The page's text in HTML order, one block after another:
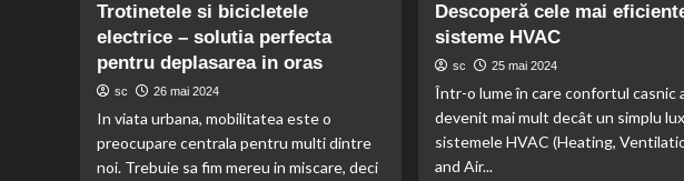
Frumusețile
Germaniei
Farmecul
Greciei
Antice
Trotinetele si bicicletele
electrice – solutia perfecta
pentru deplasarea in oras
sc 26 mai 2024
In viata urbana, mobilitatea este o
preocupare centrala pentru multi dintre
noi. Trebuie sa fim mereu in miscare, deci
Descoperă cele mai
sisteme HVAC
sc 25 mai 2024
Într-o lume în care confortul casnic
devenit mai mult decât un simplu
sistemele HVAC (Heating,
and Air...